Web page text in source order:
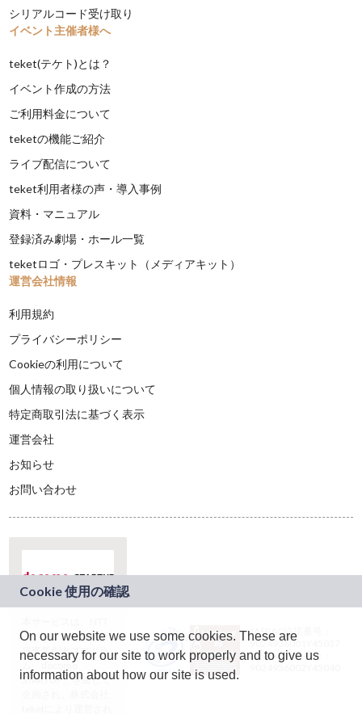
シリアルコード受け取り
イベント主催者様へ
teket(テケト)とは？
イベント作成の方法
ご利用料金について
teketの機能ご紹介
ライブ配信について
teket利用者様の声・導入事例
資料・マニュアル
登録済み劇場・ホール一覧
teketロゴ・プレスキット（メディアキット）
運営会社情報
利用規約
プライバシーポリシー
Cookieの利用について
個人情報の取り扱いについて
特定商取引法に基づく表示
運営会社
お知らせ
お問い合わせ
ドコモグループの新
規事業創出プログラ
ム「docomo
STARTUP」を通じて
JASRAC許諾番号：
9024936001Y45037
JASRAC許諾番号：
On our website we use some cookies. These are
necessary for our site to work properly and to give us
information about how our site is used.